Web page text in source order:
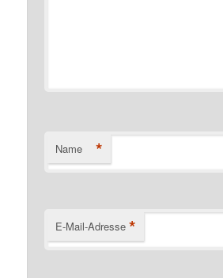
Name *
E-Mail-Adresse *